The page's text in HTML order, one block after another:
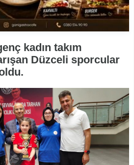
kadın takım
Düzceli sporcular